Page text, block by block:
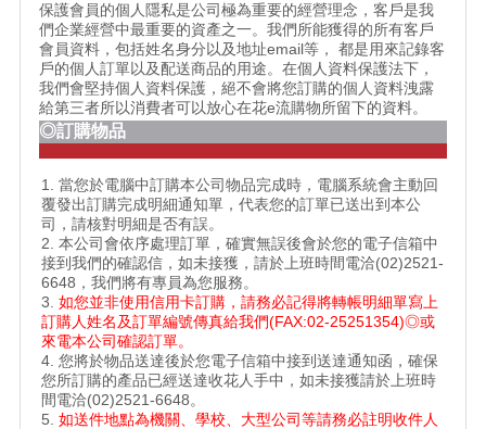
保護會員的個人隱私是公司極為重要的經營理念，客戶是我
們企業經營中最重要的資產之一。我們所能獲得的所有客戶
會員資料，包括姓名身分以及地址email等， 都是用來記錄客
戶的個人訂單以及配送商品的用途。在個人資料保護法下，
我們會堅持個人資料保護，絕不會將您訂購的個人資料洩露
給第三者所以消費者可以放心在花e流購物所留下的資料。
◎訂購物品
1. 當您於電腦中訂購本公司物品完成時，電腦系統會主動回
覆發出訂購完成明細通知單，代表您的訂單已送出到本公
司，請核對明細是否有誤。
2. 本公司會依序處理訂單，確實無誤後會於您的電子信箱中
接到我們的確認信，如未接獲，請於上班時間電洽(02)2521-
6648，我們將有專員為您服務。
3. 如您並非使用信用卡訂購，請務必記得將轉帳明細單寫上
訂購人姓名及訂單編號傳真給我們(FAX:02-25251354)◎或
來電本公司確認訂單。
4. 您將於物品送達後於您電子信箱中接到送達通知函，確保
您所訂購的產品已經送達收花人手中，如未接獲請於上班時
間電洽(02)2521-6648。
5. 如送件地點為機關、學校、大型公司等請務必註明收件人